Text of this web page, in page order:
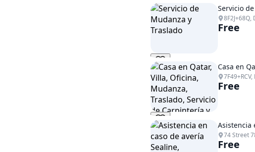
Servicio
8F2J+68Q,
Free
Casa en
Free
Asistencia
74 Street
Free